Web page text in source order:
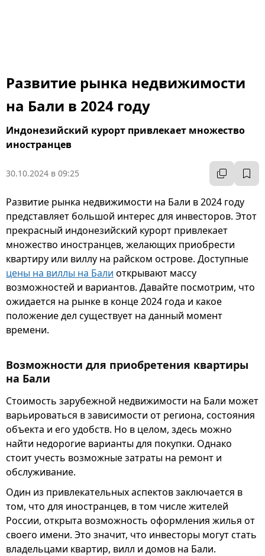
Развитие рынка недвижимости
на Бали в 2024 году
Индонезийский курорт привлекает множество
иностранцев
30.10.2024 в 09:25
Развитие рынка недвижимости на Бали в 2024 году
представляет большой интерес для инвесторов. Этот
прекрасный индонезийский курорт привлекает
множество иностранцев, желающих приобрести
квартиру или виллу на райском острове. Доступные
цены на виллы на Бали открывают массу
возможностей и вариантов. Давайте посмотрим, что
ожидается на рынке в конце 2024 года и какое
положение дел существует на данный момент
времени.
Возможности для приобретения квартиры
на Бали
Стоимость зарубежной недвижимости на Бали может
варьироваться в зависимости от региона, состояния
объекта и его удобств. Но в целом, здесь можно
найти недорогие варианты для покупки. Однако
стоит учесть возможные затраты на ремонт и
обслуживание.
Один из привлекательных аспектов заключается в
том, что для иностранцев, в том числе жителей
России, открыта возможность оформления жилья от
своего имени. Это значит, что инвесторы могут стать
владельцами квартир, вилл и домов на Бали.